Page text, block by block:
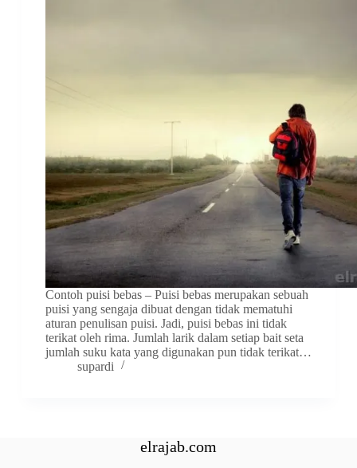
Contoh puisi bebas – Puisi bebas merupakan sebuah
puisi yang sengaja dibuat dengan tidak mematuhi
aturan penulisan puisi. Jadi, puisi bebas ini tidak
terikat oleh rima. Jumlah larik dalam setiap bait seta
jumlah suku kata yang digunakan pun tidak terikat…
supardi
elrajab.com